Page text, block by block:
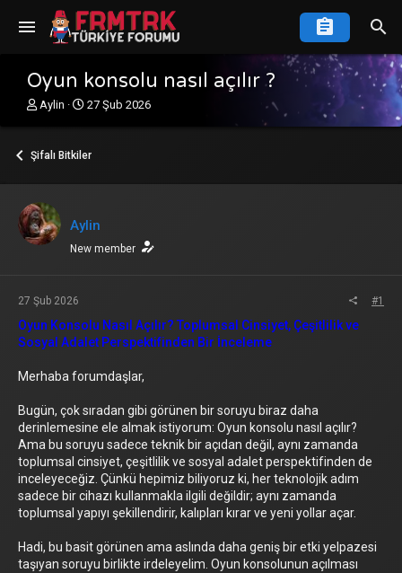
Oyun konsolu nasıl açılır ?
K
u
u
b
a
ş
l
a
Aylin
B
l
n
ı
ç
t
i
27 Şub 2026
Şifalı Bitkiler
Aylin
New member
27 Şub 2026 #1
Oyun Konsolu Nasıl Açılır? Toplumsal Cinsiyet, Çeşitlilik ve
Sosyal Adalet Perspektifinden Bir İnceleme
Merhaba forumdaşlar,
Bugün, çok sıradan gibi görünen bir soruyu biraz daha
derinlemesine ele almak istiyorum: Oyun konsolu nasıl açılır?
Ama bu soruyu sadece teknik bir açıdan değil, aynı zamanda
toplumsal cinsiyet, çeşitlilik ve sosyal adalet perspektifinden de
inceleyeceğiz. Çünkü hepimiz biliyoruz ki, her teknolojik adım
sadece bir cihazı kullanmakla ilgili değildir; aynı zamanda
toplumsal yapıyı şekillendirir, kalıpları kırar ve yeni yollar açar.
Hadi, bu basit görünen ama aslında daha geniş bir etki yelpazesi
taşıyan soruyu birlikte irdeleyelim. Oyun konsolunun açılması